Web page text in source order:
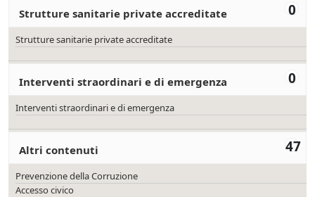
0
Strutture sanitarie private accreditate
Strutture sanitarie private accreditate
0
Interventi straordinari e di emergenza
Interventi straordinari e di emergenza
47
Altri contenuti
Prevenzione della Corruzione
Accesso civico